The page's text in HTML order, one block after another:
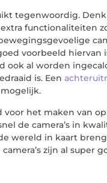
tegenwoordig.
functionaliteiten
voorbeeld hiervan
al worden
is. Een
het maken van
de camera’s in
wereld in kaart
zijn al super